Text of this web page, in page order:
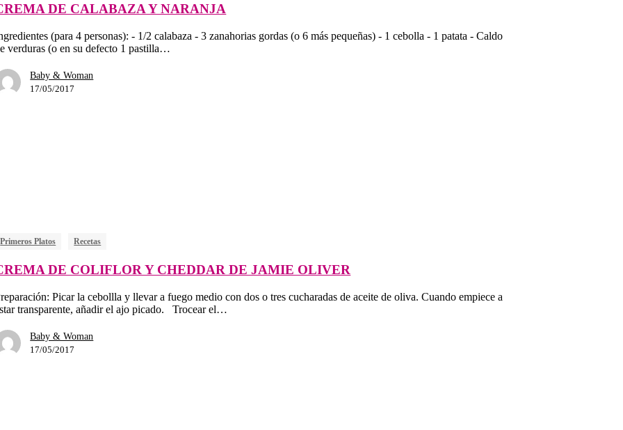
DE CALABAZA Y NARANJA
(para 4 personas): - 1/2 calabaza - 3 zanahorias gordas (o 6 más pequeñas) - 1 cebolla - 1 patata - Caldo
verduras (o en su defecto 1 pastilla…
Baby & Woman
17/05/2017
Primeros Platos Recetas
DE COLIFLOR Y CHEDDAR DE JAMIE OLIVER
Picar la cebollla y llevar a fuego medio con dos o tres cucharadas de aceite de oliva. Cuando empiece a
transparente, añadir el ajo picado. Trocear el…
Baby & Woman
17/05/2017